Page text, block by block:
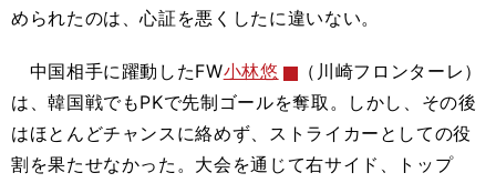
められたのは、心証を悪くしたに違いない。
中国相手に躍動したFW小林悠
（川崎フロンターレ）
は、韓国戦でもPKで先制ゴールを奪取。しかし、その後
はほとんどチャンスに絡めず、ストライカーとしての役
割を果たせなかった。大会を通じて右サイド、トップ